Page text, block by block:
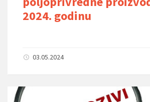
2024. godinu
03.05.2024